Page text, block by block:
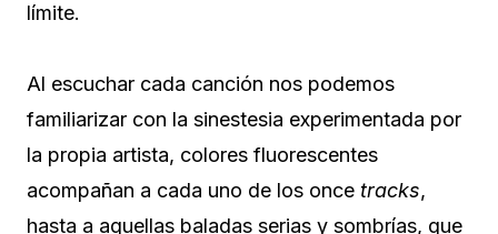
límite.
Al escuchar cada canción nos podemos
familiarizar con la sinestesia experimentada por
la propia artista, colores fluorescentes
acompañan a cada uno de los once tracks,
hasta a aquellas baladas serias y sombrías, que